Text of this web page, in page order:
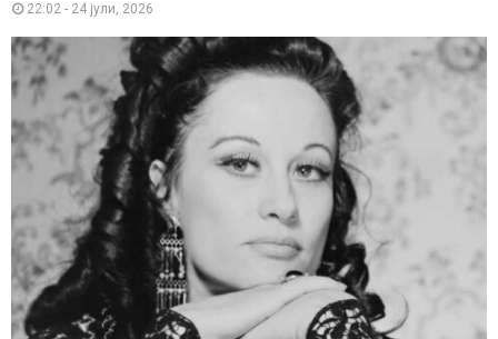
22:02 - 24 јули, 2026